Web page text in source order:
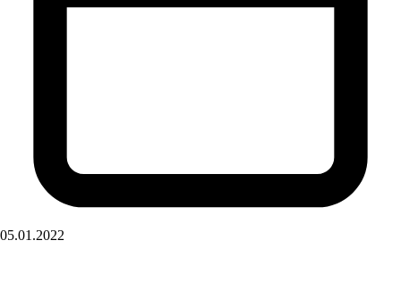
05.01.2022